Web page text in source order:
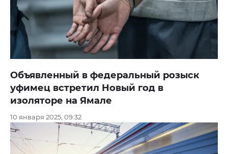
Объявленный в федеральный розыск
уфимец встретил Новый год в
изоляторе на Ямале
10 января 2025, 09:32